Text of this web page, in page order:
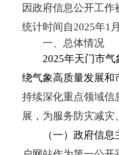
因政府信息公开工
统计时间自2025年1月
一、总体情况
2025年天门市气
绕气象高质量发展和
持续深化重点领域信
展，为服务防灾减
（一）政府信息